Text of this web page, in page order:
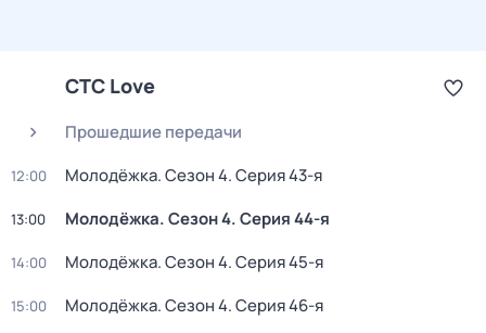
СТС Love
Прошедшие передачи
12:00 Молодёжка. Сезон 4. Серия 43-я
13:00 Молодёжка. Сезон 4. Серия 44-я
14:00 Молодёжка. Сезон 4. Серия 45-я
15:00 Молодёжка. Сезон 4. Серия 46-я